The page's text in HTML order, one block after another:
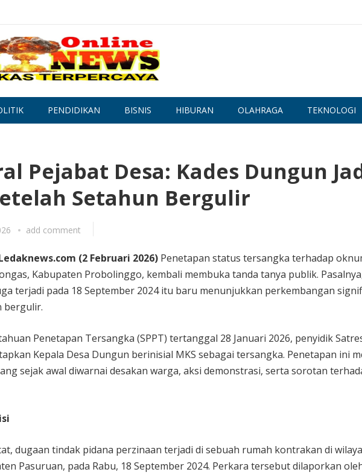
PENDIDIKAN BISNIS HIBURAN OLAHRAGA TEKNOLOGI
Pejabat Desa: Kades Dungun
Setahun Bergulir
add comment
(2 Februari 2026) Penetapan status tersangka terhadap
Kabupaten Probolinggo, kembali membuka tanda tanya publik.
terjadi pada 18 September 2024 itu baru menunjukkan perkembangan
bergulir.
Penetapan Tersangka (SPPT) tertanggal 28 Januari 2026, penyidik
Kepala Desa Dungun berinisial MKS sebagai tersangka. Penetapan ini
sejak awal diwarnai desakan warga, aksi demonstrasi, serta sorotan
dugaan tindak pidana perzinaan terjadi di sebuah rumah kontrakan di
Pasuruan, pada Rabu, 18 September 2024. Perkara tersebut dilaporkan